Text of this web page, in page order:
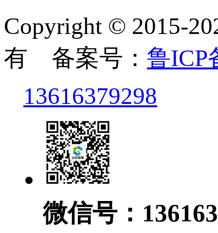
Copyright © 2015-
有 备案号： 鲁ICP
13616379298
微信号：